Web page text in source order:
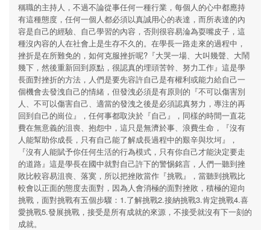
稱職的主持人，不過不論從事任何一種行業，每個人的心中都應持
有這種態度，任何一個人都必須以真誠用心的表達，而所表達的內
容是自己的經驗、自己學習的內容，否則很容易淪為耍嘴皮子，這
種沒內容的人在社會上是生存不久的。在學長一路走來的過程中，
挫折是在所難免的，如何克服挫折呢?『大哭一場、大叫幾聲、大鬧
幾下，然後重新回到原點，很認真的埋頭苦幹、努力工作』這是學
長面對挫折的方法，人們是要先容許自己是有權利或能力給自己一
個機會去發洩自己的情緒，但發洩必須是有原則的『不可以傷害別
人、不可以傷害自己、適當的發洩之後是必須認真努力，專注的再
回到自己的崗位』，任何事都取決於『自己』，同樣的時間一直花
費在無意義的沮喪、抱怨中，這只是無濟於事、浪費生命，『沒有
人能幫助你成長，只有自己能了解成長過程中的艱辛與坎坷』，
『沒有人能賦予你任何生活的行為模式，只有你自己才能決定要走
的道路』這是學長在國中就對自己許下的警惕銘言，人們一聽到挫
敗比較容易沮喪、落寞，所以把挫敗當作『挑戰』，當聽到挑戰比
較會以正面的態度去面對，因為人會消極的面對挫敗，積極的迎向
挑戰，面對挑戰有五個步驟：1.了解挑戰2.接納挑戰3.肯定挑戰4.喜
愛挑戰5.發展挑戰，接受是所有成就的來源，不接受就沒有下一刻的
成就。